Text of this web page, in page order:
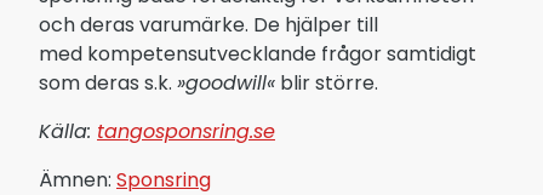
och deras varumärke. De hjälper till
med kompetensutvecklande frågor samtidigt
som deras s.k. »goodwill« blir större.
Källa: tangosponsring.se
Ämnen: Sponsring